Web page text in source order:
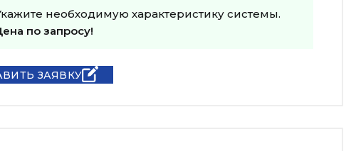
необходимую характеристику системы.
по запросу!
ЗАЯВКУ